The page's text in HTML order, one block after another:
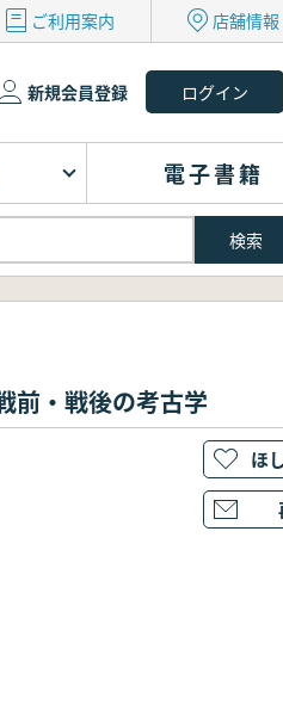
ご利用案内 店舗情
新規会員登録
電子書籍
・戦後の考古学
ほ